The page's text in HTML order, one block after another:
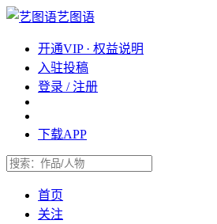
艺图语
开通VIP · 权益说明
入驻投稿
登录 / 注册
下载APP
首页
关注